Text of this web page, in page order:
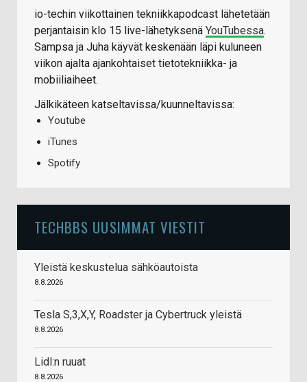
io-techin viikottainen tekniikkapodcast lähetetään
perjantaisin klo 15 live-lähetyksenä YouTubessa.
Sampsa ja Juha käyvät keskenään läpi kuluneen
viikon ajalta ajankohtaiset tietotekniikka- ja
mobiiliaiheet.
Jälkikäteen katseltavissa/kuunneltavissa:
Youtube
iTunes
Spotify
TECHBBS UUSIMMAT VIESTIT
Yleistä keskustelua sähköautoista
8.8.2026
Tesla S,3,X,Y, Roadster ja Cybertruck yleistä
8.8.2026
Lidl:n ruuat
8.8.2026